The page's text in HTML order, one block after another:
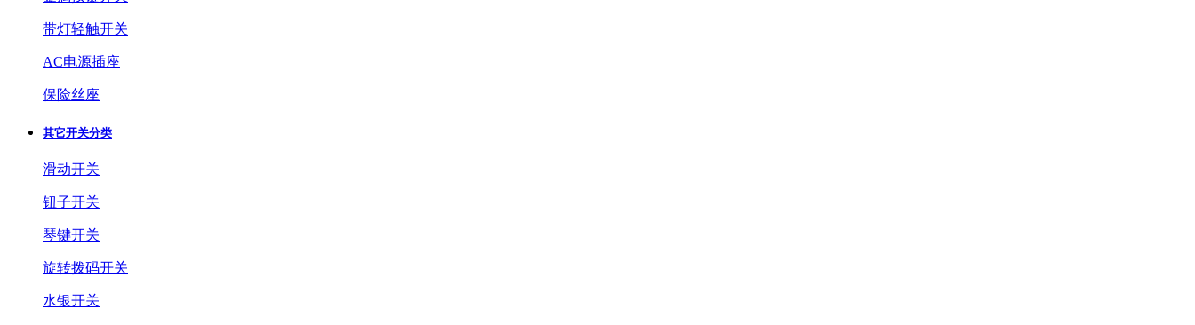
带灯轻触开关
AC电源插座
保险丝座
其它开关分类
滑动开关
钮子开关
琴键开关
旋转拨码开关
水银开关